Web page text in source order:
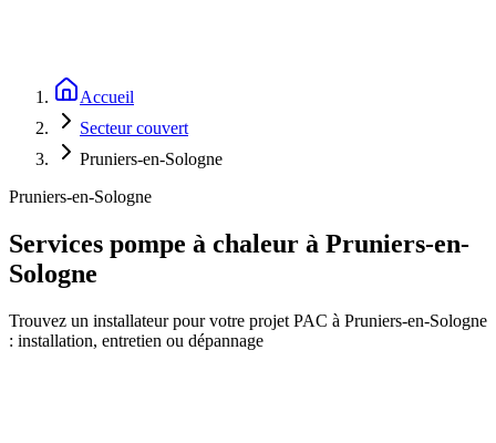
Chargement du formulaire…
Accueil
Secteur couvert
Pruniers-en-Sologne
Pruniers-en-Sologne
Services pompe à chaleur à Pruniers-en-
Sologne
Trouvez un installateur pour votre projet PAC à Pruniers-en-Sologne
: installation, entretien ou dépannage